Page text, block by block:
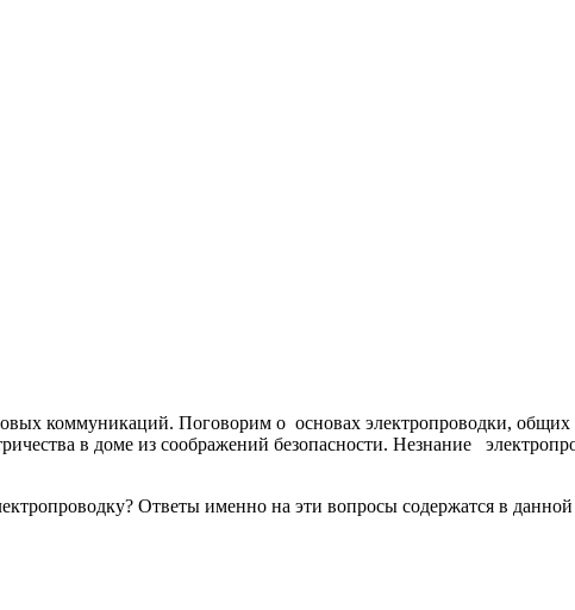
коммуникаций. Поговорим о основах электропроводки, общих
в доме из соображений безопасности. Незнание
Ответы именно на эти вопросы содержатся в